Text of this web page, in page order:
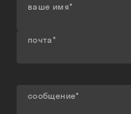
ваше имя*
почта*
сообщение*